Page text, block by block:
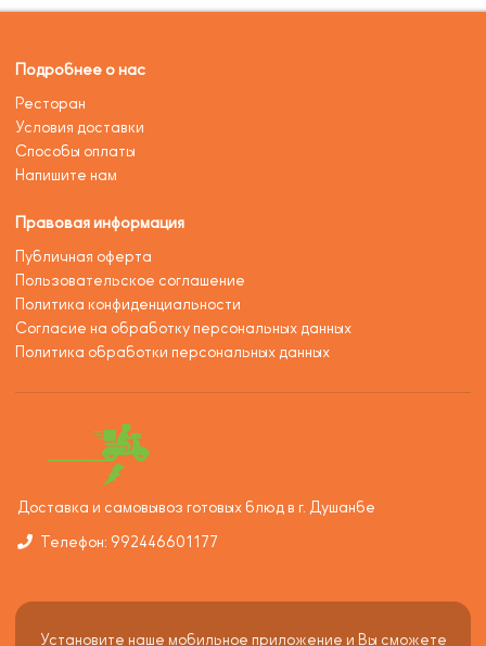
Подробнее о нас
Ресторан
Условия доставки
Способы оплаты
Напишите нам
Правовая информация
Публичная оферта
Пользовательское соглашение
Политика конфиденциальности
Согласие на обработку персональных данных
Политика обработки персональных данных
Доставка и самовывоз готовых блюд в г. Душанбе
Телефон: 992446601177
Установите наше мобильное приложение и Вы сможете